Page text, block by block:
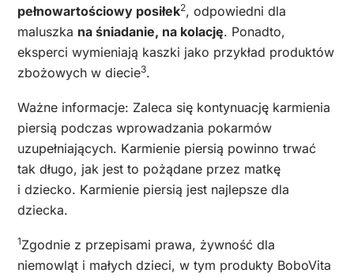
pełnowartościowy posiłek2, odpowiedni dla
maluszka na śniadanie, na kolację. Ponadto,
eksperci wymieniają kaszki jako przykład produktów
zbożowych w diecie3.
Ważne informacje: Zaleca się kontynuację karmienia
piersią podczas wprowadzania pokarmów
uzupełniających. Karmienie piersią powinno trwać
tak długo, jak jest to pożądane przez matkę
i dziecko. Karmienie piersią jest najlepsze dla
dziecka.
1Zgodnie z przepisami prawa, żywność dla
niemowląt i małych dzieci, w tym produkty BoboVita